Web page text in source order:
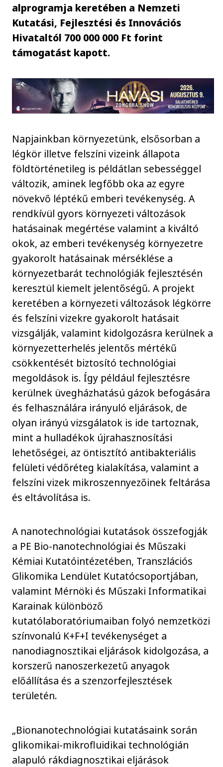
alprogramja keretében a Nemzeti
Kutatási, Fejlesztési és Innovációs
Hivataltól 700 000 000 Ft forint
támogatást kapott.
Napjainkban környezetünk, elsősorban a
légkör illetve felszíni vizeink állapota
földtörténetileg is példátlan sebességgel
változik, aminek legfőbb oka az egyre
növekvő léptékű emberi tevékenység. A
rendkívül gyors környezeti változások
hatásainak megértése valamint a kiváltó
okok, az emberi tevékenység környezetre
gyakorolt hatásainak mérséklése a
környezetbarát technológiák fejlesztésén
keresztül kiemelt jelentőségű. A projekt
keretében a környezeti változások légkörre
és felszíni vizekre gyakorolt hatásait
vizsgálják, valamint kidolgozásra kerülnek a
környezetterhelés jelentős mértékű
csökkentését biztosító technológiai
megoldások is. Így például fejlesztésre
kerülnek üvegházhatású gázok befogására
és felhasználára irányuló eljárások, de
olyan irányú vizsgálatok is ide tartoznak,
mint a hulladékok újrahasznosítási
lehetőségei, az öntisztító antibakteriális
felületi védőréteg kialakítása, valamint a
felszíni vizek mikroszennyezőinek feltárása
és eltávolítása is.
A nanotechnológiai kutatások összefogják
a PE Bio-nanotechnológiai és Műszaki
Kémiai Kutatóintézetében, Transzlációs
Glikomika Lendület Kutatócsoportjában,
valamint Mérnöki és Műszaki Informatikai
Karainak különböző
kutatólaboratóriumaiban folyó nemzetközi
színvonalú K+F+I tevékenységet a
nanodiagnosztikai eljárások kidolgozása, a
korszerű nanoszerkezetű anyagok
előállítása és a szenzorfejlesztések
területén.
„Bionanotechnológiai kutatásaink során
glikomikai-mikrofluidikai technológián
alapuló rákdiagnosztikai eljárások